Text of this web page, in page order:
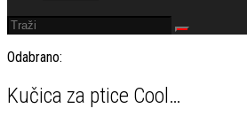
Odabrano:
Kučica za ptice Cool…